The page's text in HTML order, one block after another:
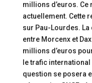
millions d’euros. Ce
actuellement. Cette
sur Pau-Lourdes.
entre Morcenx et
millions d’euros
le trafic
question se posera